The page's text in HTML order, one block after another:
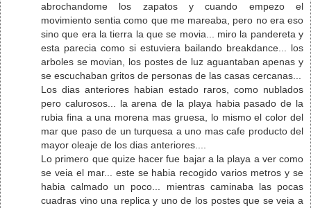
abrochandome los zapatos y cuando empezo el
movimiento sentia como que me mareaba, pero no era eso
sino que era la tierra la que se movia... miro la pandereta y
esta parecia como si estuviera bailando breakdance... los
arboles se movian, los postes de luz aguantaban apenas y
se escuchaban gritos de personas de las casas cercanas...
Los dias anteriores habian estado raros, como nublados
pero calurosos... la arena de la playa habia pasado de la
rubia fina a una morena mas gruesa, lo mismo el color del
mar que paso de un turquesa a uno mas cafe producto del
mayor oleaje de los dias anteriores....
Lo primero que quize hacer fue bajar a la playa a ver como
se veia el mar... este se habia recogido varios metros y se
habia calmado un poco... mientras caminaba las pocas
cuadras vino una replica y uno de los postes que se veia a